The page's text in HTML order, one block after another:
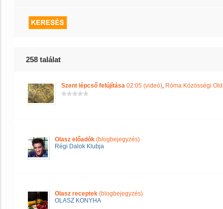
258 találat
Szent lépcső felújítása 02:05 (videó), Róma Közösségi
Olasz előadók (blogbejegyzés)
Régi Dalok Klubja
Olasz receptek (blogbejegyzés)
OLASZ KONYHA